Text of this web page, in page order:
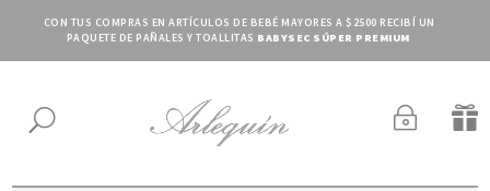
CON TUS COMPRAS EN ARTÍCULOS DE BEBÉ MAYORES A $2500 RECIBÍ UN
PAQUETE DE PAÑALES Y TOALLITAS BABYSEC SÚPER PREMIUM
U ~ 